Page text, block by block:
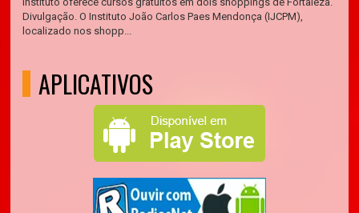
Divulgação. O Instituto João Carlos Paes Mendonça (IJCPM),
localizado nos shopp...
APLICATIVOS